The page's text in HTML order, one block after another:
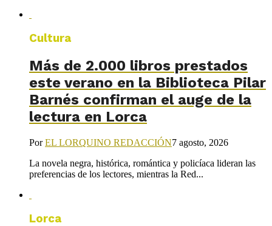
Cultura
Más de 2.000 libros prestados
este verano en la Biblioteca Pilar
Barnés confirman el auge de la
lectura en Lorca
PorEL LORQUINO REDACCIÓN7 agosto, 2026
La novela negra, histórica, romántica y policíaca lideran las
preferencias de los lectores, mientras la Red...
Lorca